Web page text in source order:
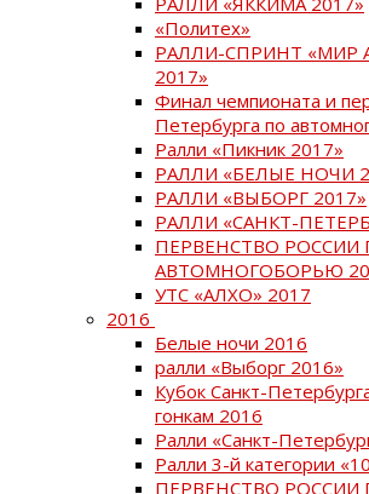
«Политех»
РАЛЛИ-СПРИНТ «МИР
2017»
Финал чемпионата и
Петербурга по
Ралли «Пикник 2017»
РАЛЛИ «БЕЛЫЕ НОЧИ
РАЛЛИ «ВЫБОРГ 2017»
РАЛЛИ «САНКТ-
ПЕРВЕНСТВО РОССИИ
АВТОМНОГОБОРЬЮ
УТС «АЛХО» 2017
2016
Белые ночи 2016
ралли «Выборг 2016»
Кубок Санкт-
гонкам 2016
Ралли «Санкт-
Ралли 3-й категории
ПЕРВЕНСТВО РОССИИ